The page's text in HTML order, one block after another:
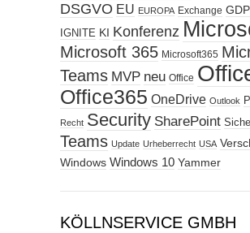
DSGVO EU EUROPA Exchange
IGNITE KI Konferenz
Microsoft 365 Microsoft365
Teams MVP neu Office
Office365 OneDrive Outlook
Recht Security SharePoint
Teams Update Urheberrecht USA
Windows Windows 10 Yammer
KÖLLNSERVICE GMBH